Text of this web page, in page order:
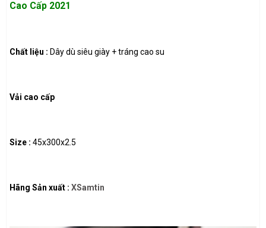
Cao Cấp 2021
Chất liệu : Dây dù siêu giày + tráng cao su
Vải cao cấp
Size : 45x300x2.5
Hãng Sản xuất : XSamtin